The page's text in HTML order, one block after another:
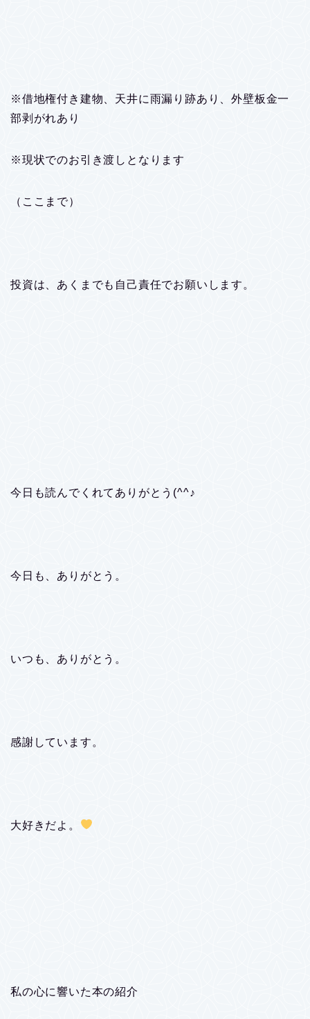
※借地権付き建物、天井に雨漏り跡あり、外壁板金一
部剥がれあり
※現状でのお引き渡しとなります
（ここまで）
投資は、あくまでも自己責任でお願いします。
今日も読んでくれてありがとう(^^♪
今日も、ありがとう。
いつも、ありがとう。
感謝しています。
大好きだよ。
私の心に響いた本の紹介